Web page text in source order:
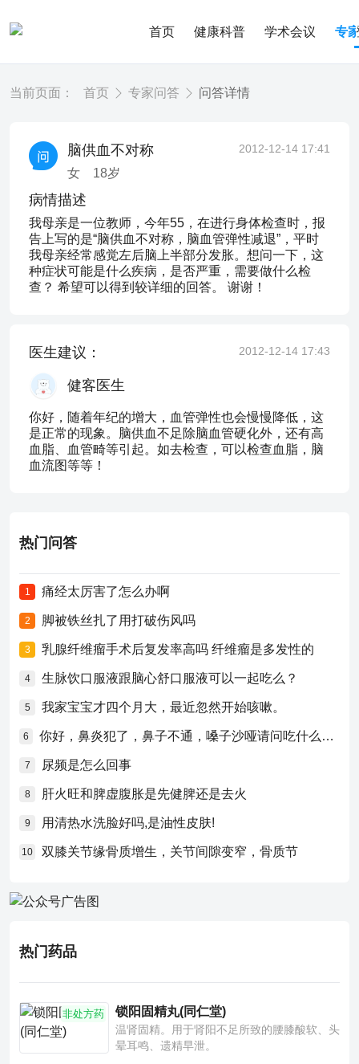
首页 健康科普 学术会议 专
当前页面： 首页 专家问答 问答详情
脑供血不对称
女 18岁
2012-12-14 17:41
病情描述
我母亲是一位教师，今年55，在进行身体检查时，报
告上写的是“脑供血不对称，脑血管弹性减退”，平时
我母亲经常感觉左后脑上半部分发胀。想问一下，这
种症状可能是什么疾病，是否严重，需要做什么检
查？ 希望可以得到较详细的回答。 谢谢！
医生建议： 2012-12-14 17:43
健客医生
你好，随着年纪的增大，血管弹性也会慢慢降低，这
是正常的现象。脑供血不足除脑血管硬化外，还有高
血脂、血管畸等引起。如去检查，可以检查血脂，脑
血流图等等！
热门问答
1 痛经太厉害了怎么办啊
2 脚被铁丝扎了用打破伤风吗
3 乳腺纤维瘤手术后复发率高吗 纤维瘤是多发性的
4 生脉饮口服液跟脑心舒口服液可以一起吃么？
5 我家宝宝才四个月大，最近忽然开始咳嗽。
6 你好，鼻炎犯了，鼻子不通，嗓子沙哑请问吃什么药比较好？
7 尿频是怎么回事
8 肝火旺和脾虚腹胀是先健脾还是去火
9 用清热水洗脸好吗,是油性皮肤!
10 双膝关节缘骨质增生，关节间隙变窄，骨质节
热门药品
非处方药 锁阳固精丸(同仁堂)
温肾固精。用于肾阳不足所致的腰膝酸软、头
晕耳鸣、遗精早泄。